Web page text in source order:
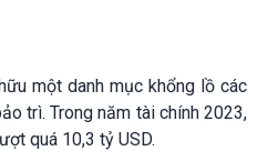
một danh mục khổng lồ các
trì. Trong năm tài chính 2023,
quá 10,3 tỷ USD.